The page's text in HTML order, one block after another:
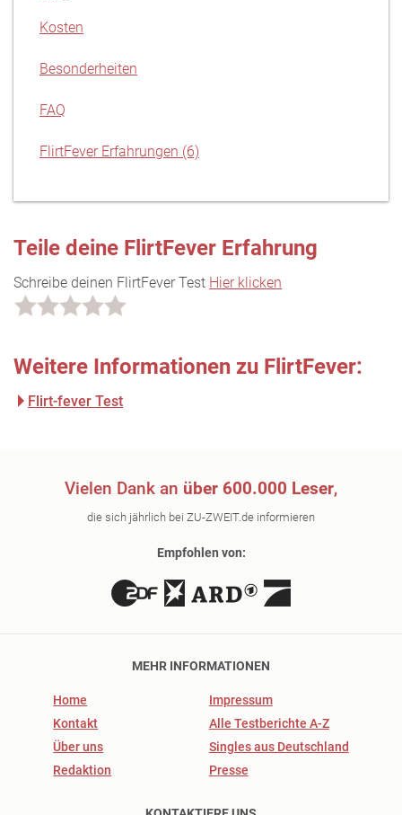
Kosten
Besonderheiten
FAQ
FlirtFever Erfahrungen (6)
Teile deine FlirtFever Erfahrung
Schreibe deinen FlirtFever Test Hier klicken
Weitere Informationen zu FlirtFever:
Flirt-fever Test
Vielen Dank an über 600.000 Leser,
die sich jährlich bei ZU-ZWEIT.de informieren
Empfohlen von:
MEHR INFORMATIONEN
Home
Kontakt
Über uns
Redaktion
Impressum
Alle Testberichte A-Z
Singles aus Deutschland
Presse